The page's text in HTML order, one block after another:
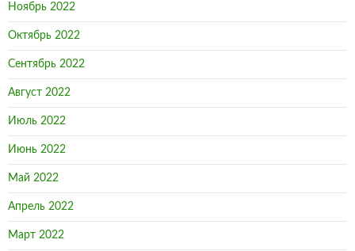
Ноябрь 2022
Октябрь 2022
Сентябрь 2022
Август 2022
Июль 2022
Июнь 2022
Май 2022
Апрель 2022
Март 2022